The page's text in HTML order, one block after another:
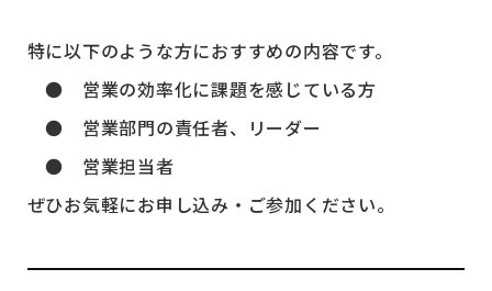
特に以下のような方におすすめの内容です。
● 営業の効率化に課題を感じている方
● 営業部門の責任者、リーダー
● 営業担当者
ぜひお気軽にお申し込み・ご参加ください。